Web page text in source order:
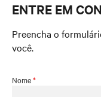
ENTRE EM
Preencha o
você.
Nome*